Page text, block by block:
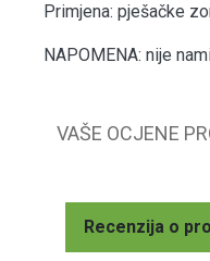
Primjena: pješačke
NAPOMENA: nije
VAŠE OCJENE
Recenzija o